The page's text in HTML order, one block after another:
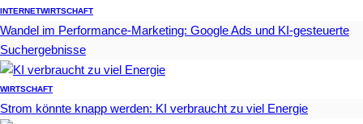
INTERNETWIRTSCHAFT
Wandel im Performance-Marketing: Google Ads und KI-gesteuerte
Suchergebnisse
WIRTSCHAFT
Strom könnte knapp werden: KI verbraucht zu viel Energie